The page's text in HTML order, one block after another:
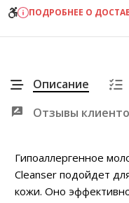
ПОДРОБНЕЕ О
Описание
Отзывы
Гипоаллергенное
Cleanser подойдет
кожи. Оно